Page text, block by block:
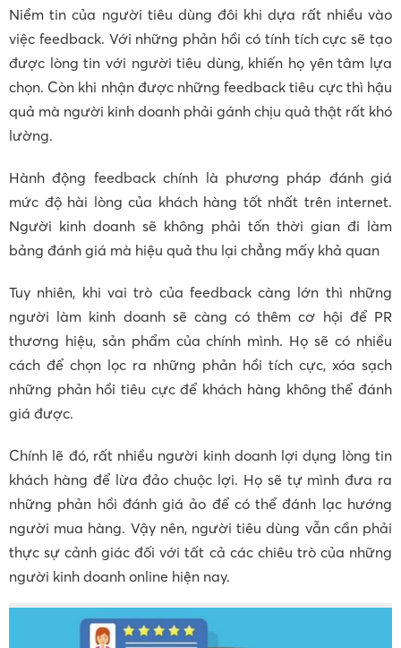
Niềm tin của người tiêu dùng đôi khi dựa rất nhiều vào
việc feedback. Với những phản hồi có tính tích cực sẽ tạo
được lòng tin với người tiêu dùng, khiến họ yên tâm lựa
chọn. Còn khi nhận được những feedback tiêu cực thì hậu
quả mà người kinh doanh phải gánh chịu quả thật rất khó
lường.
Hành động feedback chính là phương pháp đánh giá
mức độ hài lòng của khách hàng tốt nhất trên internet.
Người kinh doanh sẽ không phải tốn thời gian đi làm
bảng đánh giá mà hiệu quả thu lại chẳng mấy khả quan
Tuy nhiên, khi vai trò của feedback càng lớn thì những
người làm kinh doanh sẽ càng có thêm cơ hội để PR
thương hiệu, sản phẩm của chính mình. Họ sẽ có nhiều
cách để chọn lọc ra những phản hồi tích cực, xóa sạch
những phản hồi tiêu cực để khách hàng không thể đánh
giá được.
Chính lẽ đó, rất nhiều người kinh doanh lợi dụng lòng tin
khách hàng để lừa đảo chuộc lợi. Họ sẽ tự mình đưa ra
những phản hồi đánh giá ảo để có thể đánh lạc hướng
người mua hàng. Vậy nên, người tiêu dùng vẫn cần phải
thực sự cảnh giác đối với tất cả các chiêu trò của những
người kinh doanh online hiện nay.